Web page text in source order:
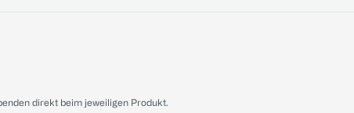
direkt beim jeweiligen Produkt.